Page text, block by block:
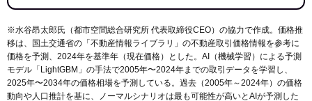
※水谷昂太郎氏（都市空間総合研究所 代表取締役CEO）の協力で作成。価格推
移は、国土交通省の「 不動産情報ライブラリ 」の不動産取引価格情報を参考に
価格を予測、2024年を基準年（現在価格）とした。AI（機械学習）による予測
モデル「LightGBM」の手法で2005年〜2024年までの取引データを学習し、
2025年〜2034年の価格相場を予測している。過去（2005年～2024年）の価格
動向や人口推計を基に、ノーマルシナリオは最も可能性が高いとAIが予測した